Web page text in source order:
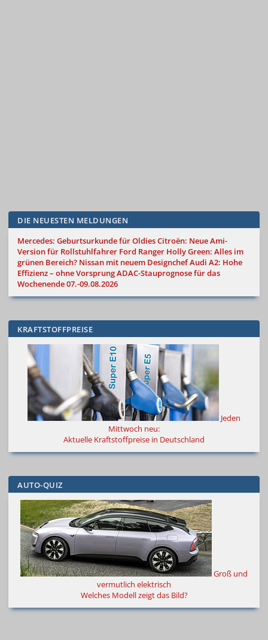
DIE NEUESTEN MELDUNGEN
Mercedes: Geburtsurkunde für OldiesCitroën: Neue Ami-
Version für Rollstuhlfahrer Ford Ranger Holly Green: Alles im
grünen Bereich? Nissan mit neuem DesignchefAudi A2: Hohe
Effizienz – ohne VorsprungADAC-Stauprognose für das
Wochenende 07.-09.08.2026
KRAFTSTOFFPREISE
Jeden
Mittwoch neu:
Aktuelle Kraftstoffpreise in Deutschland
AUTO-QUIZ
Groß und
vermutlich elektrisch
Welches Modell zeigt das Bild?